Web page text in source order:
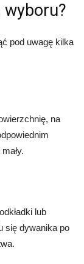
pod uwagę kilka
na
lub
się dywanika po